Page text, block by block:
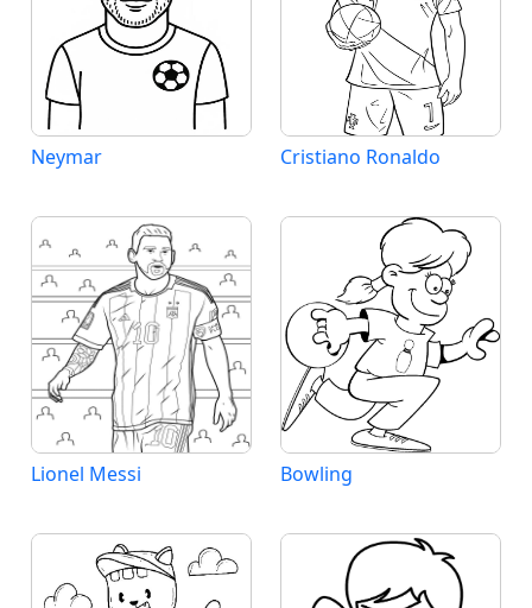
Neymar Cristiano Ronaldo
Lionel Messi Bowling